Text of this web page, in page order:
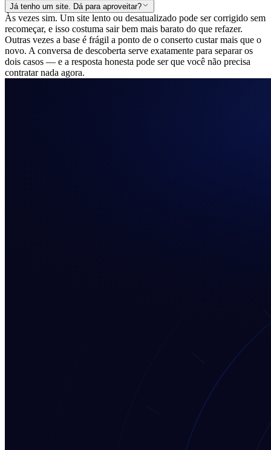
Já tenho um site. Dá para aproveitar?
Às vezes sim. Um site lento ou desatualizado pode ser corrigido sem
recomeçar, e isso costuma sair bem mais barato do que refazer.
Outras vezes a base é frágil a ponto de o conserto custar mais que o
novo. A conversa de descoberta serve exatamente para separar os
dois casos — e a resposta honesta pode ser que você não precisa
contratar nada agora.